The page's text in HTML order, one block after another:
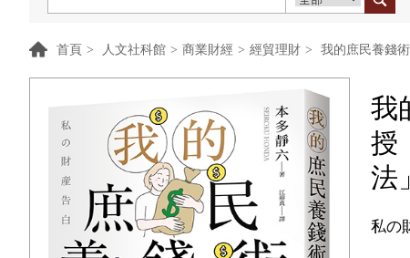
首頁 > 人文社科館 > 商業財經 > 經貿理財 > 我的庶民養錢
我
授
法」
私の